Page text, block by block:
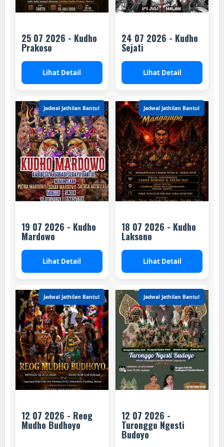
25 07 2026 - Kudho
Prakoso
Lihat Detail
24 07 2026 - Kudho
Sejati
Lihat Detail
Jadwal Jathilan Bantul
19 07 2026 - Kudho
Mardowo
Lihat Detail
Jadwal Jathilan Bantul
18 07 2026 - Kudho
Laksono
Lihat Detail
Jadwal Jathilan Bantul
12 07 2026 - Reog
Mudho Budhoyo
Jadwal Jathilan Bantul
12 07 2026 -
Turonggo Ngesti
Budoyo